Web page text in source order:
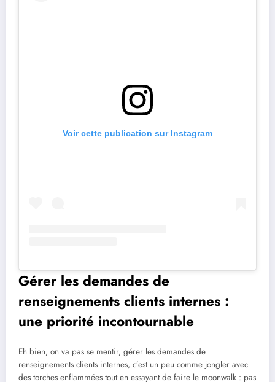
Voir cette publication sur Instagram
Gérer les demandes de
renseignements clients internes :
une priorité incontournable
Eh bien, on va pas se mentir, gérer les demandes de
renseignements clients internes, c’est un peu comme jongler avec
des torches enflammées tout en essayant de faire le moonwalk : pas